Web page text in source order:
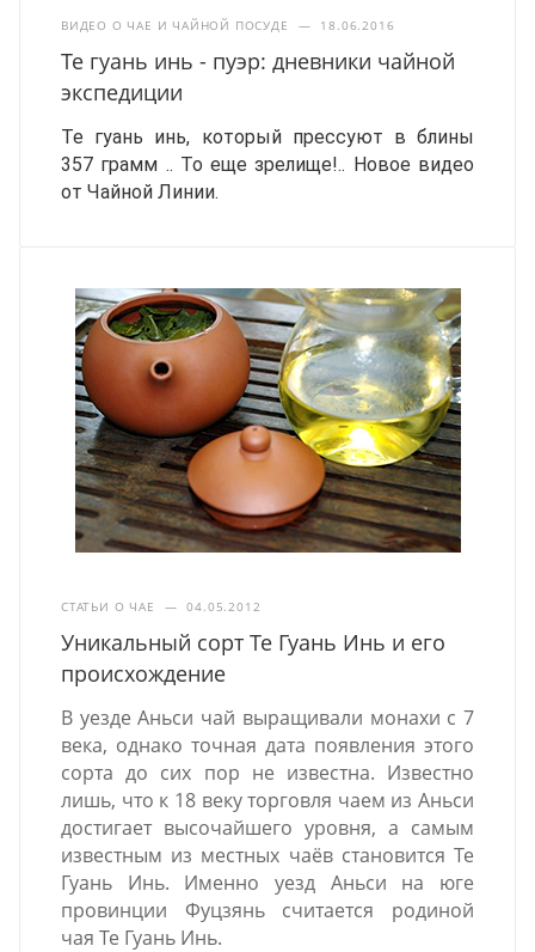
ВИДЕО О ЧАЕ И ЧАЙНОЙ ПОСУДЕ — 18.06.2016
Те гуань инь - пуэр: дневники чайной
экспедиции
Те гуань инь, который прессуют в блины
357 грамм .. То еще зрелище!.. Новое видео
от Чайной Линии.
СТАТЬИ О ЧАЕ — 04.05.2012
Уникальный сорт Те Гуань Инь и его
происхождение
В уезде Аньси чай выращивали монахи с 7
века, однако точная дата появления этого
сорта до сих пор не известна. Известно
лишь, что к 18 веку торговля чаем из Аньси
достигает высочайшего уровня, а самым
известным из местных чаёв становится Те
Гуань Инь. Именно уезд Аньси на юге
провинции Фуцзянь считается родиной
чая Те Гуань Инь.